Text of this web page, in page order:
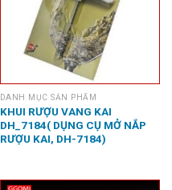
DANH MỤC SẢN PHẨM
KHUI RƯỢU VANG KAI
DH_7184( DỤNG CỤ MỞ NẮP
RƯỢU KAI, DH-7184)